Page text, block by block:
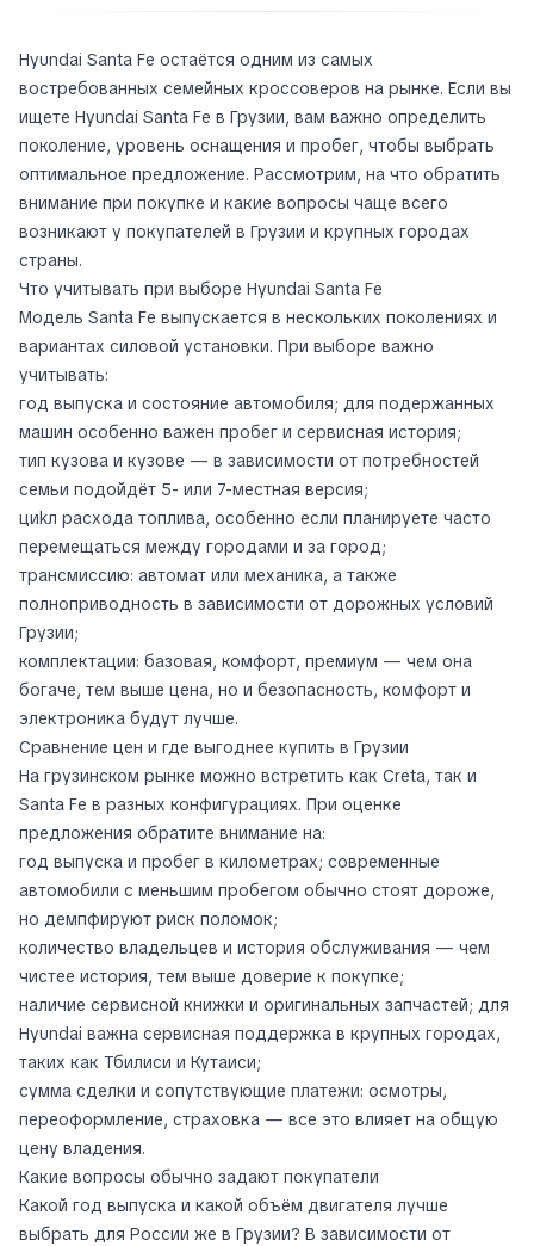
Hyundai Santa Fe остаётся одним из самых
востребованных семейных кроссоверов на рынке. Если вы
ищете Hyundai Santa Fe в Грузии, вам важно определить
поколение, уровень оснащения и пробег, чтобы выбрать
оптимальное предложение. Рассмотрим, на что обратить
внимание при покупке и какие вопросы чаще всего
возникают у покупателей в Грузии и крупных городах
страны.
Что учитывать при выборе Hyundai Santa Fe
Модель Santa Fe выпускается в нескольких поколениях и
вариантах силовой установки. При выборе важно
учитывать:
год выпуска и состояние автомобиля; для подержанных
машин особенно важен пробег и сервисная история;
тип кузова и кузове — в зависимости от потребностей
семьи подойдёт 5- или 7-местная версия;
циkл расхода топлива, особенно если планируете часто
перемещаться между городами и за город;
трансмиссию: автомат или механика, а также
полноприводность в зависимости от дорожных условий
Грузии;
комплектации: базовая, комфорт, премиум — чем она
богаче, тем выше цена, но и безопасность, комфорт и
электроника будут лучше.
Сравнение цен и где выгоднее купить в Грузии
На грузинском рынке можно встретить как Creta, так и
Santa Fe в разных конфигурациях. При оценке
предложения обратите внимание на:
год выпуска и пробег в километрах; современные
автомобили с меньшим пробегом обычно стоят дороже,
но демпфируют риск поломок;
количество владельцев и история обслуживания — чем
чистее история, тем выше доверие к покупке;
наличие сервисной книжки и оригинальных запчастей; для
Hyundai важна сервисная поддержка в крупных городах,
таких как Тбилиси и Кутаиси;
сумма сделки и сопутствующие платежи: осмотры,
переоформление, страховка — все это влияет на общую
цену владения.
Какие вопросы обычно задают покупатели
Какой год выпуска и какой объём двигателя лучше
выбрать для России же в Грузии? В зависимости от